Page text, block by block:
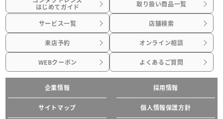
はじめてガイド 取り扱い商品一覧
サービス一覧 店舗検索
来店予約 オンライン相談
WEBクーポン よくあるご質問
企業情報 採用情報
サイトマップ 個人情報保護方針